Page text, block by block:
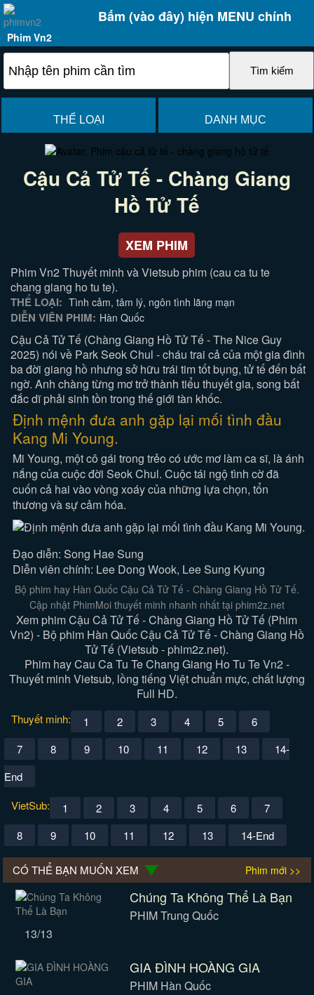
Bấm (vào đây) hiện MENU chính
Phim Vn2
THỂ LOẠI DANH MỤC
Cậu Cả Tử Tế - Chàng Giang
Hồ Tử Tế
XEM PHIM
Phim Vn2 Thuyết minh và Vietsub phim (cau ca tu te
chang giang ho tu te).
THỂ LOẠI: Tình cảm, tâm lý, ngôn tình lãng mạn
DIỄN VIÊN PHIM: Hàn Quốc
Cậu Cả Tử Tế (Chàng Giang Hồ Tử Tế - The Nice Guy
2025) nói về Park Seok Chul - cháu trai cả của một gia đình
ba đời giang hồ nhưng sở hữu trái tim tốt bụng, tử tế đến bất
ngờ. Anh chàng từng mơ trở thành tiểu thuyết gia, song bất
đắc dĩ phải sinh tồn trong thế giới tàn khốc.
Định mệnh đưa anh gặp lại mối tình đầu
Kang Mi Young.
Mi Young, một cô gái trong trẻo có ước mơ làm ca sĩ, là ánh
nắng của cuộc đời Seok Chul. Cuộc tái ngộ tình cờ đã
cuốn cả hai vào vòng xoáy của những lựa chọn, tổn
thương và sự cảm hóa.
Đạo diễn: Song Hae Sung
Diễn viên chính: Lee Dong Wook, Lee Sung Kyung
Bộ phim hay Hàn Quốc Cậu Cả Tử Tế - Chàng Giang Hồ Tử Tế.
Cập nhật PhimMoi thuyết minh nhanh nhất tại phim2z.net
Xem phim Cậu Cả Tử Tế - Chàng Giang Hồ Tử Tế (Phim
Vn2) - Bộ phim Hàn Quốc Cậu Cả Tử Tế - Chàng Giang Hồ
Tử Tế (Vietsub - phim2z.net).
Phim hay Cau Ca Tu Te Chang Giang Ho Tu Te Vn2 -
Thuyết minh Vietsub, lồng tiếng Việt chuẩn mực, chất lượng
Full HD.
Thuyết minh: 1 2 3 4 5
6
7
8 9 10 11 12 13
14-
End
VietSub:
1 2 3 4 5 6
7
8
9 10 11 12 13 14-End
CÓ THỂ BẠN MUỐN XEM Phim mới >>
Chúng Ta Không Thể Là Bạn
PHIM Trung Quốc
13/13
GIA ĐÌNH HOÀNG GIA
PHIM Hàn Quốc